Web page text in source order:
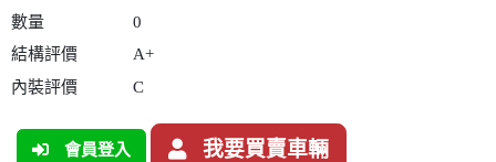
數量
0
結構評價
A+
內裝評價
C
會員登入 我要買賣車輛